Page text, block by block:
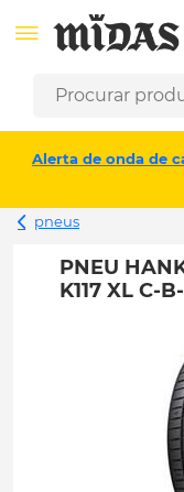
Alerta de onda de
pneus
PNEU
K117 XL C-